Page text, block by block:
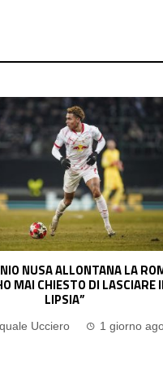
CHIVU: “AL MOMENTO LA
PRINCIPALE È
DEI GIOCATORI”
Ucciero 2 giorni ago